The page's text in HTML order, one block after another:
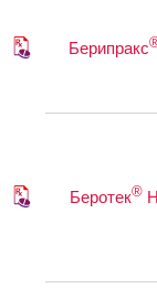
Берипракс
Беротек®Н